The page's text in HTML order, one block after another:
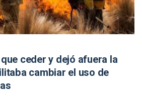
ceder y dejó afuera la
cambiar el uso de